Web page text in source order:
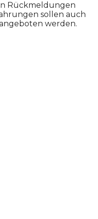
Rückmeldungen
sollen auch
werden.